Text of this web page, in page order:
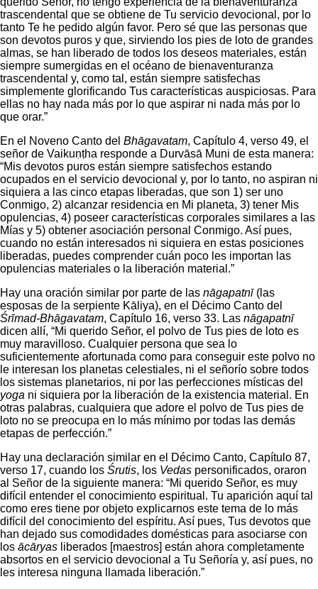
trascendental que se obtiene de Tu servicio devocional, por lo
tanto Te he pedido algún favor. Pero sé que las personas que
son devotos puros y que, sirviendo los pies de loto de grandes
almas, se han liberado de todos los deseos materiales, están
siempre sumergidas en el océano de bienaventuranza
trascendental y, como tal, están siempre satisfechas
simplemente glorificando Tus características auspiciosas. Para
ellas no hay nada más por lo que aspirar ni nada más por lo
que orar.”
En el Noveno Canto del Bhāgavatam, Capítulo 4, verso 49, el
señor de Vaikuṇṭha responde a Durvāsā Muni de esta manera:
“Mis devotos puros están siempre satisfechos estando
ocupados en el servicio devocional y, por lo tanto, no aspiran ni
siquiera a las cinco etapas liberadas, que son 1) ser uno
Conmigo, 2) alcanzar residencia en Mi planeta, 3) tener Mis
opulencias, 4) poseer características corporales similares a las
Mías y 5) obtener asociación personal Conmigo. Así pues,
cuando no están interesados ni siquiera en estas posiciones
liberadas, puedes comprender cuán poco les importan las
opulencias materiales o la liberación material.”
Hay una oración similar por parte de las nāgapatnī(las
esposas de la serpiente Kāliya), en el Décimo Canto del
Śrīmad-Bhāgavatam, Capítulo 16, verso 33. Las nāgapatnī
dicen allí, “Mi querido Señor, el polvo de Tus pies de loto es
muy maravilloso. Cualquier persona que sea lo
suficientemente afortunada como para conseguir este polvo no
le interesan los planetas celestiales, ni el señorío sobre todos
los sistemas planetarios, ni por las perfecciones místicas del
yoga ni siquiera por la liberación de la existencia material. En
otras palabras, cualquiera que adore el polvo de Tus pies de
loto no se preocupa en lo más mínimo por todas las demás
etapas de perfección.”
Hay una declaración similar en el Décimo Canto, Capítulo 87,
verso 17, cuando los Śrutis, los Vedas personificados, oraron
al Señor de la siguiente manera: “Mi querido Señor, es muy
difícil entender el conocimiento espiritual. Tu aparición aquí tal
como eres tiene por objeto explicarnos este tema de lo más
difícil del conocimiento del espíritu. Así pues, Tus devotos que
han dejado sus comodidades domésticas para asociarse con
los ācāryas liberados [maestros] están ahora completamente
absortos en el servicio devocional a Tu Señoría y, así pues, no
les interesa ninguna llamada liberación.”